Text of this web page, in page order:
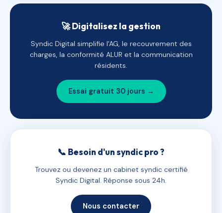
🚀 Digitalisez la gestion
Syndic Digital simplifie l'AG, le recouvrement des
charges, la conformité ALUR et la communication
résidents.
Essai gratuit 30 jours →
📞 Besoin d'un syndic pro ?
Trouvez ou devenez un cabinet syndic certifié
Syndic Digital. Réponse sous 24h.
Nous contacter